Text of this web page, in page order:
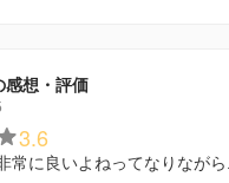
感想・評価
3.6
常に良いよねってなりながら